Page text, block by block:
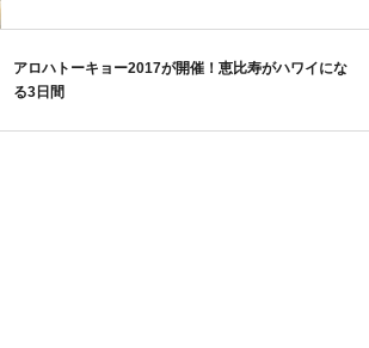
アロハトーキョー2017が開催！恵比寿がハワイにな
る3日間